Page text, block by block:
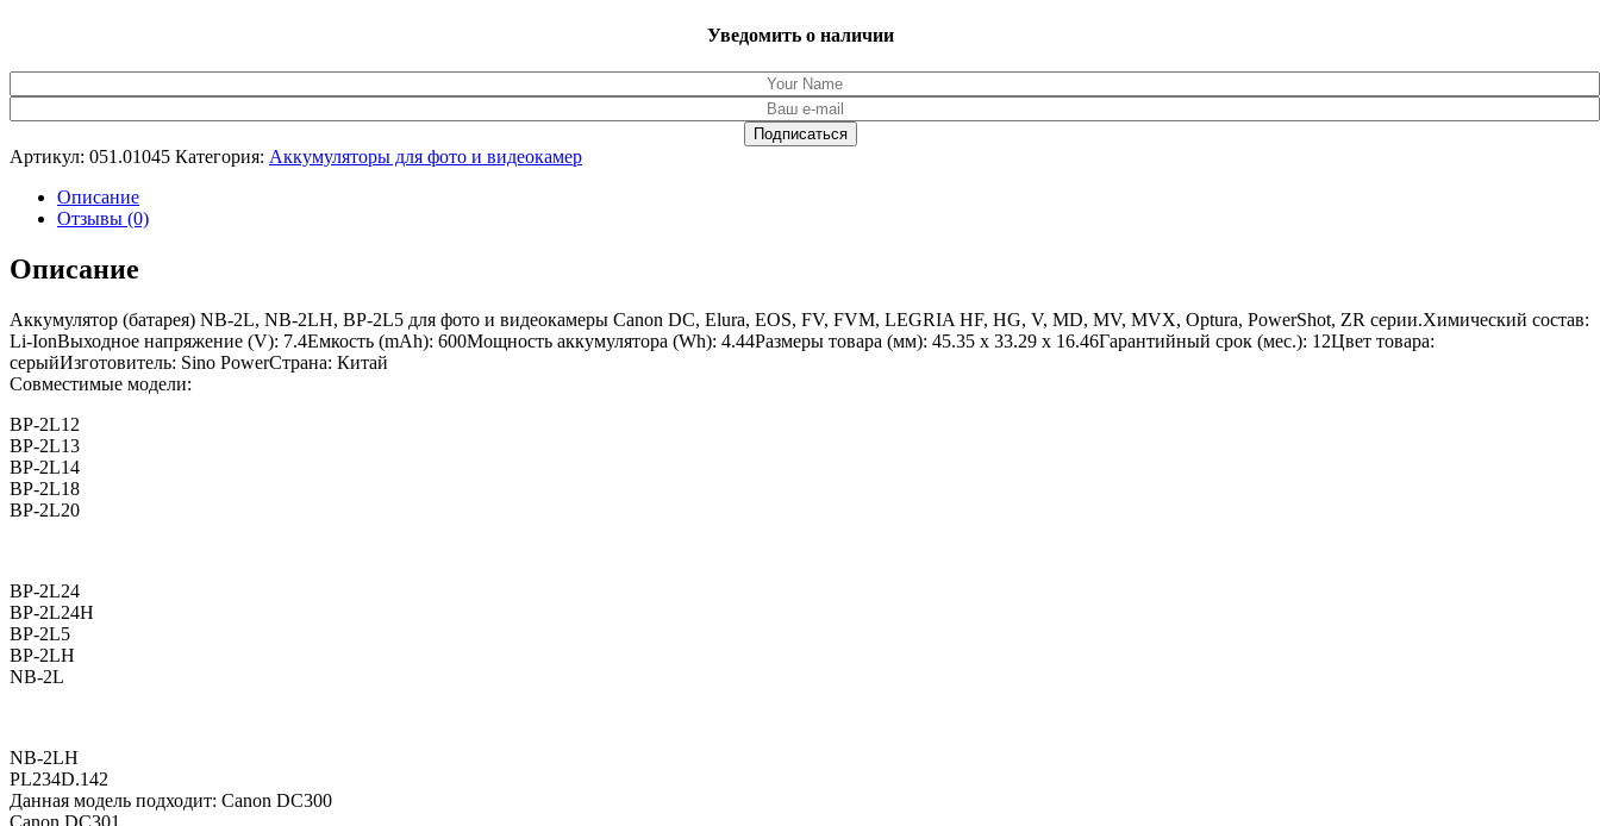
Уведомить о наличии
Артикул: 051.01045 Категория: Аккумуляторы для фото и видеокамер
Описание
Отзывы (0)
Описание
Аккумулятор (батарея) NB-2L, NB-2LH, BP-2L5 для фото и видеокамеры Canon DC, Elura, EOS, FV, FVM, LEGRIA HF, HG, V, MD, MV, MVX, Optura, PowerShot, ZR серии.Химический состав:
Li-IonВыходное напряжение (V): 7.4Емкость (mAh): 600Мощность аккумулятора (Wh): 4.44Размеры товара (мм): 45.35 x 33.29 x 16.46Гарантийный срок (мес.): 12Цвет товара:
серыйИзготовитель: Sino PowerСтрана: Китай
Совместимые модели:
BP-2L12
BP-2L13
BP-2L14
BP-2L18
BP-2L20
BP-2L24
BP-2L24H
BP-2L5
BP-2LH
NB-2L
NB-2LH
PL234D.142
Данная модель подходит: Canon DC300